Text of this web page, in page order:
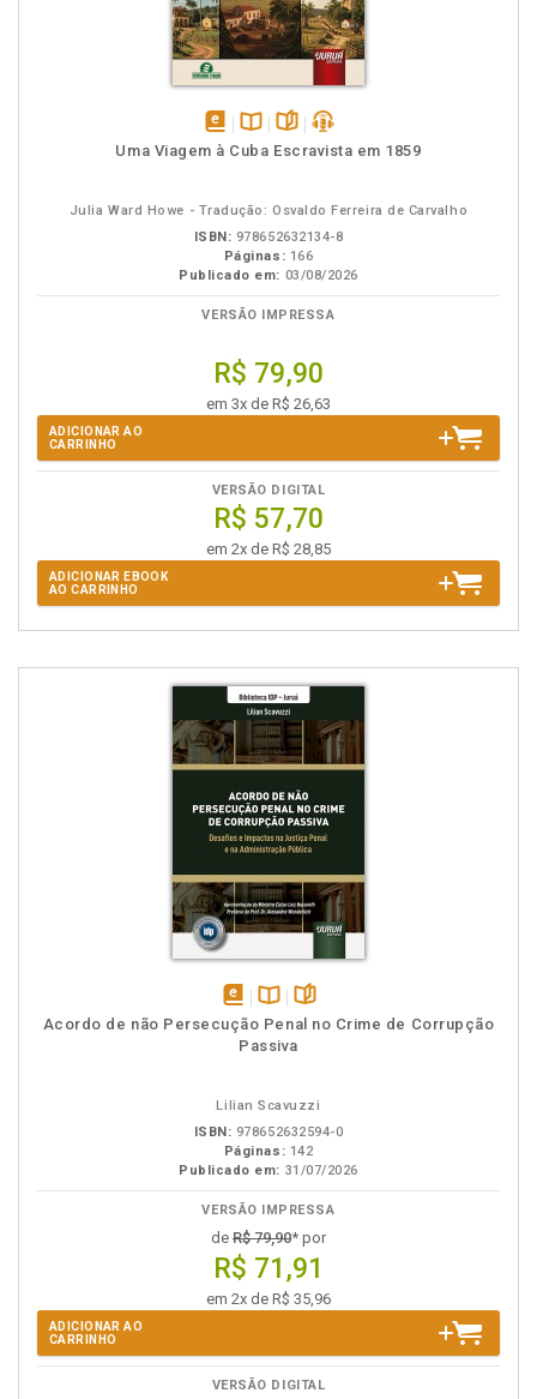
disponívelDisponível
páginaspodcast
Uma Viagem à Cuba Escravista em 1859
Julia Ward Howe - Tradução: Osvaldo Ferreira de Carvalho
ISBN: 978652632134-8
Páginas: 166
Publicado em: 03/08/2026
VERSÃO IMPRESSA
R$ 79,90
em 3x de R$ 26,63
ADICIONAR AO
CARRINHO
VERSÃO DIGITAL
R$ 57,70
em 2x de R$ 28,85
ADICIONAR EBOOK
AO CARRINHO
disponível
em
Disponível
na
páginas
Acordo de não Persecução Penal no Crime de Corrupção
Passiva
Lilian Scavuzzi
ISBN: 978652632594-0
Páginas: 142
Publicado em: 31/07/2026
VERSÃO IMPRESSA
de R$ 79,90* por
R$ 71,91
em 2x de R$ 35,96
ADICIONAR AO
CARRINHO
VERSÃO DIGITAL